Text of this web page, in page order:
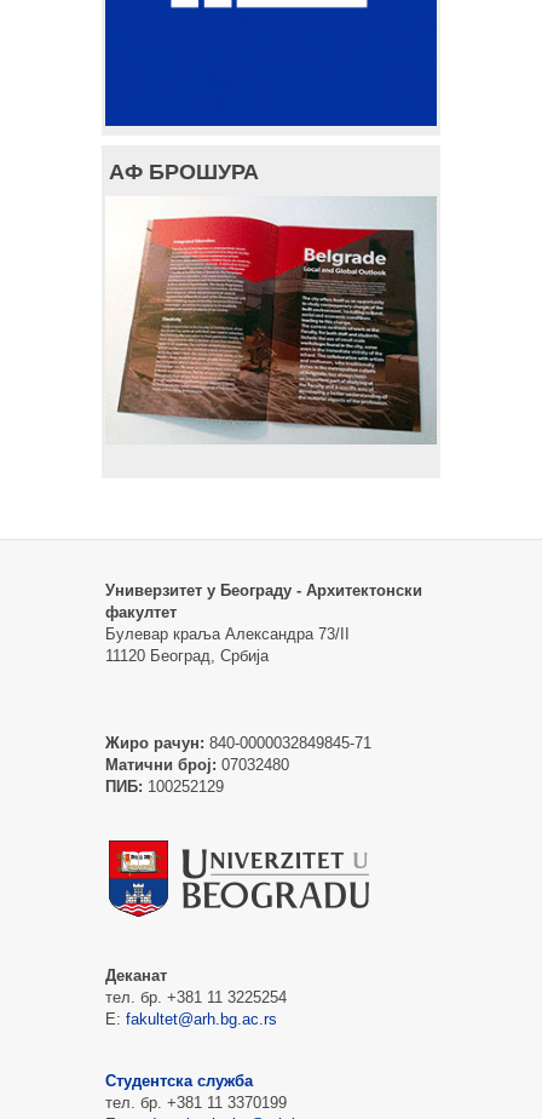
АФ БРОШУРА
Универзитет у Београду - Архитектонски
факултет
Булевар краља Александра 73/II
11120 Београд, Србија
Жиро рачун: 840-0000032849845-71
Матични број: 07032480
ПИБ: 100252129
Деканат
тел. бр. +381 11 3225254
Е: fakultet@arh.bg.ac.rs
Студентска служба
тел. бр. +381 11 3370199